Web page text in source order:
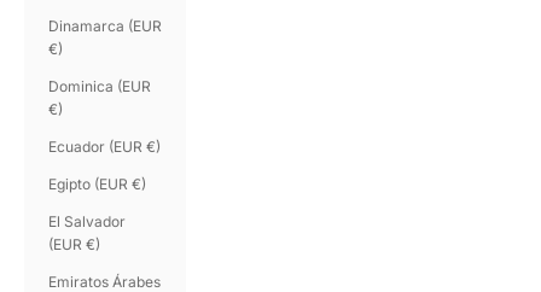
Dinamarca (EUR
€)
Dominica (EUR
€)
Ecuador (EUR €)
Egipto (EUR €)
El Salvador
(EUR €)
Emiratos Árabes